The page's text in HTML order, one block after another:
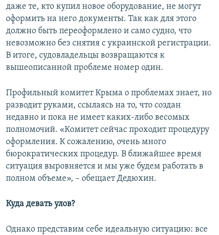
даже те, кто купил новое оборудование, не могут
оформить на него документы. Так как для этого
должно быть переоформлено и само судно, что
невозможно без снятия с украинской регистрации.
В итоге, судовладельцы возвращаются к
вышеописанной проблеме номер один.
Профильный комитет Крыма о проблемах знает, но
разводит руками, ссылаясь на то, что создан
недавно и пока не имеет каких-либо весомых
полномочий. «Комитет сейчас проходит процедуру
оформления. К сожалению, очень много
бюрократических процедур. В ближайшее время
ситуация выровняется и мы уже будем работать в
полном объеме», – обещает Дедюхин.
Куда девать улов?
Однако представим себе идеальную ситуацию: все